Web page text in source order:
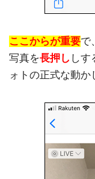
ここからが重要で
写真を長押し しす
ォトの正式な動か